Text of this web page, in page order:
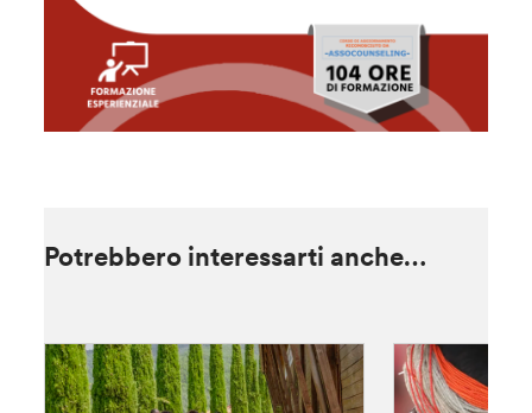
Potrebbero interessarti anche…